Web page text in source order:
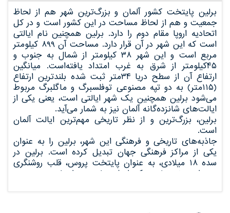
برلین پایتخت کشور آلمان و بزرگ‌ترین شهر هم از لحاظ
جمعیت و هم از لحاظ مساحت در این کشور است و در کل
اتحادیه اروپا مقام دوم را دارد. برلین همچنین نام ایالتی
است که این شهر در آن قرار دارد. مساحت آن ۸۹۹ کیلومتر
مربع است و این شهر ۳۸ کیلومتر از شمال به جنوب و
۴۵کیلومتر از شرق به غرب امتداد یافته‌است. میانگین
ارتفاع آن از سطح دریا ۳۴متر ثبت شده بلندترین ارتفاع
(۱۱۵متر) به دو تپه مصنوعی توفلسبرگ و ماگلبرگ مربوط
می‌شود برلین همچنین یک شهر ایالتی است، یعنی یکی از
ایالت‌های شانزده‌گانه آلمان نیز به شمار می‌آید.
برلین، بزرگ‌ترین و از نظر تاریخی مهم‌ترین ایالت آلمان
است.
جاذبه‌های تاریخی و فرهنگی این شهر، برلین را به عنوان
یکی از مراکز فرهنگی جهان تبدیل کرده است. برلین در
سده ۱۸ میلادی، به عنوان پایتخت پروس، قلب روشنگری
بود. امروز نیز برلین، یکی از شهرهای مهم اروپاست.